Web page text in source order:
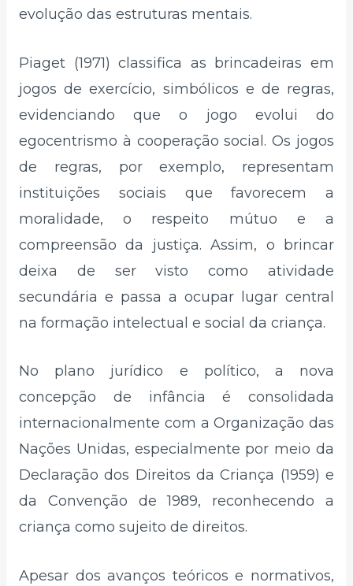
evolução das estruturas mentais.
Piaget (1971) classifica as brincadeiras em
jogos de exercício, simbólicos e de regras,
evidenciando que o jogo evolui do
egocentrismo à cooperação social. Os jogos
de regras, por exemplo, representam
instituições sociais que favorecem a
moralidade, o respeito mútuo e a
compreensão da justiça. Assim, o brincar
deixa de ser visto como atividade
secundária e passa a ocupar lugar central
na formação intelectual e social da criança.
No plano jurídico e político, a nova
concepção de infância é consolidada
internacionalmente com a Organização das
Nações Unidas, especialmente por meio da
Declaração dos Direitos da Criança (1959) e
da Convenção de 1989, reconhecendo a
criança como sujeito de direitos.
Apesar dos avanços teóricos e normativos,